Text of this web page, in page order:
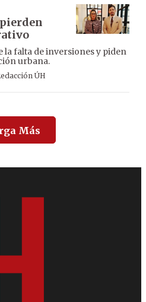
la falta de inversiones y piden
urbana.
ÚH
Más